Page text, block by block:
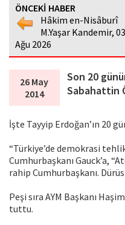
ÖNCEKİ HABER
Hâkim en-Nisâburî
M.Yaşar Kandemir, 03
Ağu 2026
26 May
2014
Son 20
Sabahattin
İşte Tayyip Erdoğan’ın 20
“Türkiye’de demokrasi
Cumhurbaşkanı Gauck’a,
rahip Cumhurbaşkanı.
Peşi sıra AYM Başkanı
tuttu.